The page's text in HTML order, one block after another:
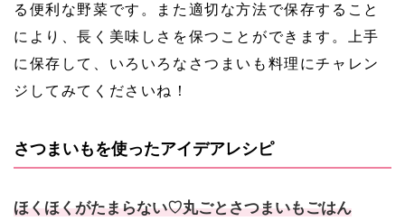
る便利な野菜です。また適切な方法で保存すること
により、長く美味しさを保つことができます。上手
に保存して、いろいろなさつまいも料理にチャレン
ジしてみてくださいね！
さつまいもを使ったアイデアレシピ
ほくほくがたまらない♡丸ごとさつまいもごはん